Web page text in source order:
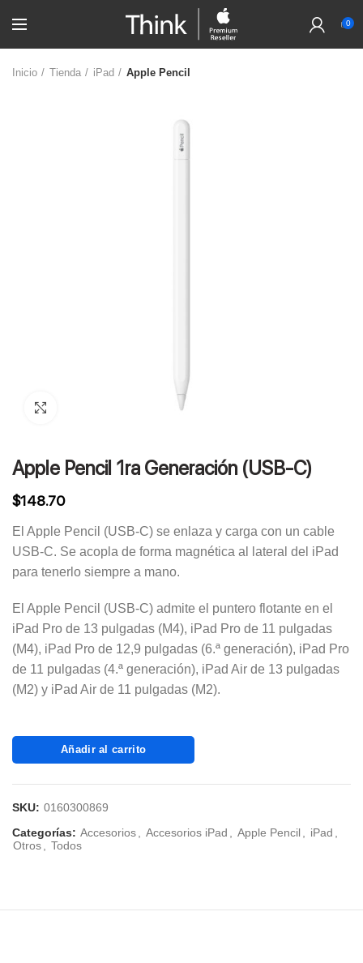
0
Inicio Tienda iPad Apple Pencil
Apple Pencil 1ra Generación (USB-C)
$148.70
El Apple Pencil (USB-C) se enlaza y carga con un cable
USB-C. Se acopla de forma magnética al lateral del iPad
para tenerlo siempre a mano.
El Apple Pencil (USB‑C) admite el puntero flotante en el
iPad Pro de 13 pulgadas (M4), iPad Pro de 11 pulgadas
(M4), iPad Pro de 12,9 pulgadas (6.ª generación), iPad Pro
de 11 pulgadas (4.ª generación), iPad Air de 13 pulgadas
(M2) y iPad Air de 11 pulgadas (M2).
Añadir al carrito
SKU: 0160300869
Categorías: Accesorios Accesorios iPad Apple Pencil iPad
Otros
Todos